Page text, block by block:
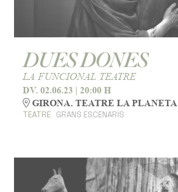
DUES DONES
LA FUNCIONAL TEATRE
DV. 02.06.23 | 20:00 H
GIRONA. TEATRE LA PLANETA
TEATRE GRANS ESCENARIS